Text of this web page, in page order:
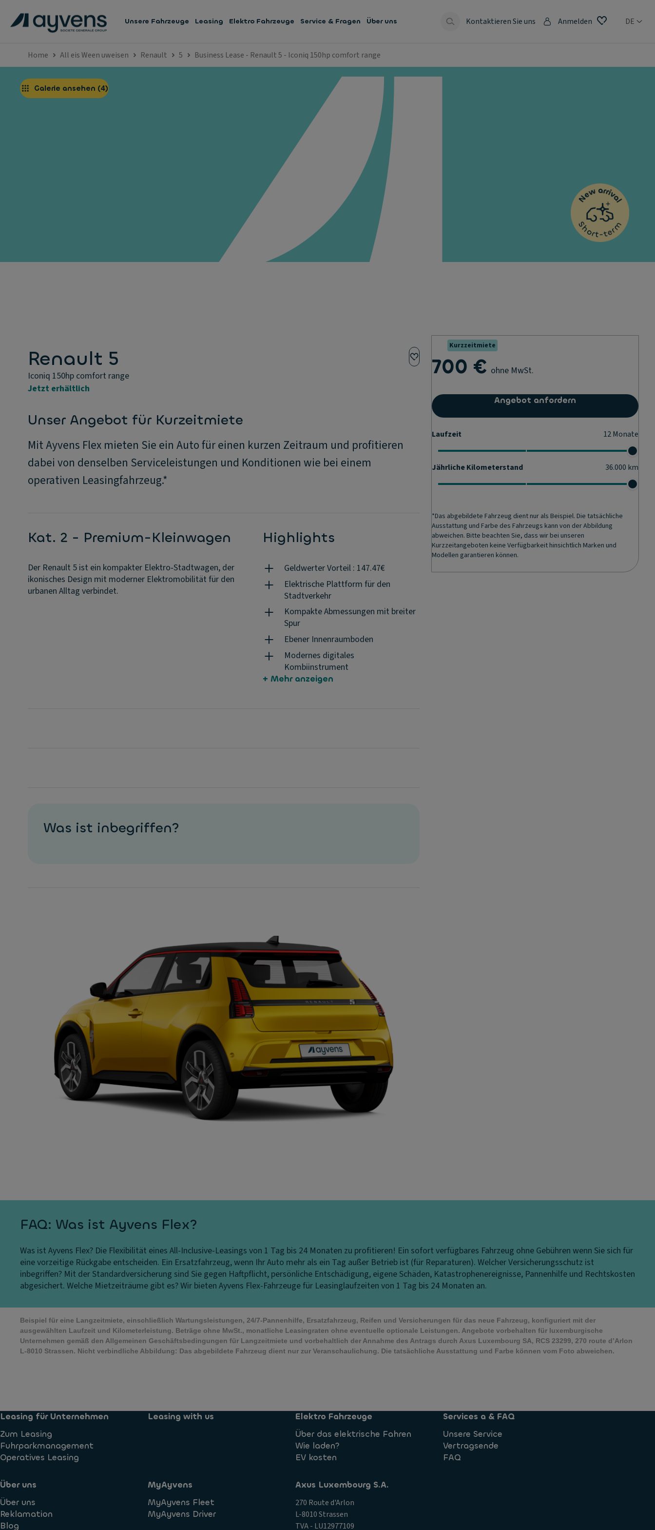
Unsere Fahrzeuge Leasing Elektro Fahrzeuge Service & Fragen Über uns Kontaktieren Sie uns Anmelden DE
Home All eis Ween uweisen Renault 5 Business Lease - Renault 5 - Iconiq 150hp comfort range
Galerie ansehen (4)
Renault 5
Iconiq 150hp comfort range
Jetzt erhältlich
Kurzzeitmiete
700 € ohne MwSt.
Angebot anfordern
Laufzeit 12Monate
Jährliche Kilometerstand 36.000 km
*Das abgebildete Fahrzeug dient nur als Beispiel. Die tatsächliche
Ausstattung und Farbe des Fahrzeugs kann von der Abbildung
abweichen. Bitte beachten Sie, dass wir bei unseren
Kurzzeitangeboten keine Verfügbarkeit hinsichtlich Marken und
Modellen garantieren können.
Unser Angebot für Kurzeitmiete
Mit Ayvens Flex mieten Sie ein Auto für einen kurzen Zeitraum und profitieren
dabei von denselben Serviceleistungen und Konditionen wie bei einem
operativen Leasingfahrzeug.*
Kat. 2 - Premium-Kleinwagen
Der Renault 5 ist ein kompakter Elektro‑Stadtwagen, der
ikonisches Design mit moderner Elektromobilität für den
urbanen Alltag verbindet.
Highlights
Geldwerter Vorteil : 147.47€
Elektrische Plattform für den
Stadtverkehr
Kompakte Abmessungen mit breiter
Spur
Ebener Innenraumboden
Modernes digitales
Kombiinstrument
+ Mehr anzeigen
Was ist inbegriffen?
FAQ: Was ist Ayvens Flex?
Was ist Ayvens Flex? Die Flexibilität eines All-Inclusive-Leasings von 1 Tag bis 24 Monaten zu profitieren! Ein sofort verfügbares Fahrzeug ohne Gebühren wenn Sie sich für
eine vorzeitige Rückgabe entscheiden. Ein Ersatzfahrzeug, wenn Ihr Auto mehr als ein Tag außer Betrieb ist (für Reparaturen). Welcher Versicherungsschutz ist
inbegriffen? Mit der Standardversicherung sind Sie gegen Haftpflicht, persönliche Entschädigung, eigene Schäden, Katastrophenereignisse, Pannenhilfe und Rechtskosten
abgesichert. Welche Mietzeiträume gibt es?Wir bieten Ayvens Flex-Fahrzeuge für Leasinglaufzeiten von 1 Tag bis 24 Monaten an.
Beispiel für eine Langzeitmiete, einschließlich Wartungsleistungen, 24/7-Pannenhilfe, Ersatzfahrzeug, Reifen und Versicherungen für das neue Fahrzeug, konfiguriert mit der
ausgewählten Laufzeit und Kilometerleistung. Beträge ohne MwSt., monatliche Leasingraten ohne eventuelle optionale Leistungen. Angebote vorbehalten für luxemburgische
Unternehmen gemäß den Allgemeinen Geschäftsbedingungen für Langzeitmiete und vorbehaltlich der Annahme des Antrags durch Axus Luxembourg SA, RCS 23299, 270 route d’Arlon
L-8010 Strassen. Nicht verbindliche Abbildung: Das abgebildete Fahrzeug dient nur zur Veranschaulichung. Die tatsächliche Ausstattung und Farbe können vom Foto abweichen.
Leasing für Unternehmen
Zum Leasing
Fuhrparkmanagement
Operatives Leasing
Leasing with us
Elektro Fahrzeuge
Über das elektrische Fahren
Wie laden?
EV kosten
Services a & FAQ
Unsere Service
Vertragsende
FAQ
Über uns
Über uns
Reklamation
Blog
MyAyvens
MyAyvens Fleet
MyAyvens Driver
Axus Luxembourg S.A.
270 Route d'Arlon
L-8010 Strassen
TVA - LU12977109